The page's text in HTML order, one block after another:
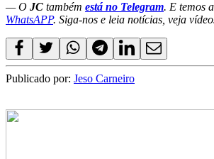
— O JC também está no Telegram. E temos
WhatsAPP. Siga-nos e leia notícias, veja
Publicado por: Jeso Carneiro